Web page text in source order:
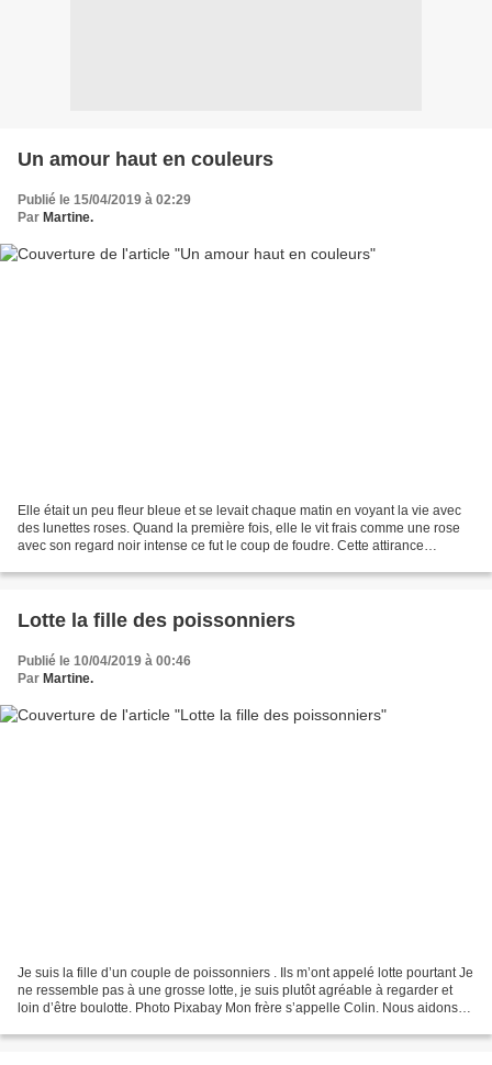
Un amour haut en couleurs
Publié le 15/04/2019 à 02:29
Par Martine.
Elle était un peu fleur bleue et se levait chaque matin en voyant la vie avec
des lunettes roses. Quand la première fois, elle le vit frais comme une rose
avec son regard noir intense ce fut le coup de foudre. Cette attirance
Lotte la fille des poissonniers
Publié le 10/04/2019 à 00:46
Par Martine.
Je suis la fille d’un couple de poissonniers . Ils m’ont appelé lotte pourtant Je
ne ressemble pas à une grosse lotte, je suis plutôt agréable à regarder et
loin d’être boulotte. Photo Pixabay Mon frère s’appelle Colin. Nous aidons